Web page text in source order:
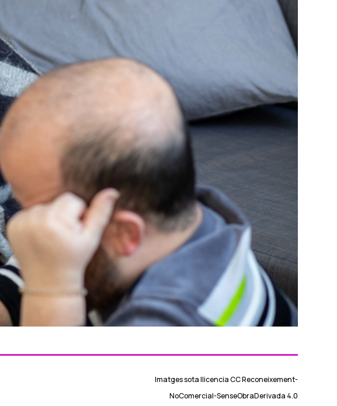
Imatges sota llicencia CC Reconeixement-
NoComercial-SenseObraDerivada 4.0